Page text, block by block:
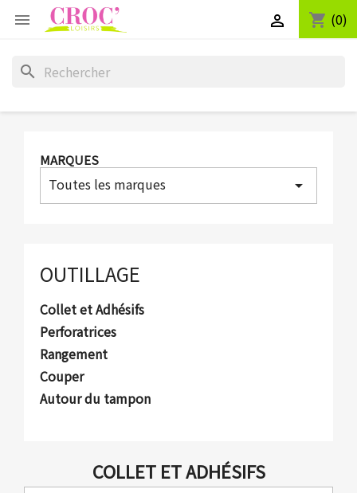
 shopping_cart (0)

search
MARQUES
Toutes les marques arrow_drop_down
OUTILLAGE
Collet et Adhésifs
Perforatrices
Rangement
Couper
Autour du tampon
COLLET ET ADHÉSIFS